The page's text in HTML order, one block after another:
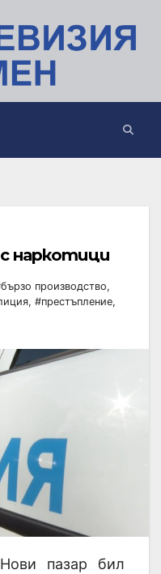
наркотици
производство,
, #престъпление,
пазар бил